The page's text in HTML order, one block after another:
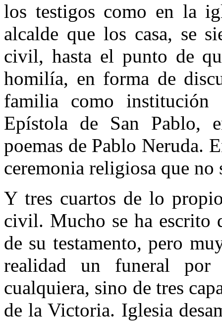
los testigos como en la
alcalde que los casa, se
civil, hasta el punto de
homilía, en forma de
familia como
Epístola de San Pablo,
poemas de Pablo Neruda.
ceremonia religiosa que no
Y tres cuartos de lo
civil. Mucho se ha escrito
de su testamento, pero
realidad un funeral
cualquiera, sino de tres
de la Victoria. Iglesia